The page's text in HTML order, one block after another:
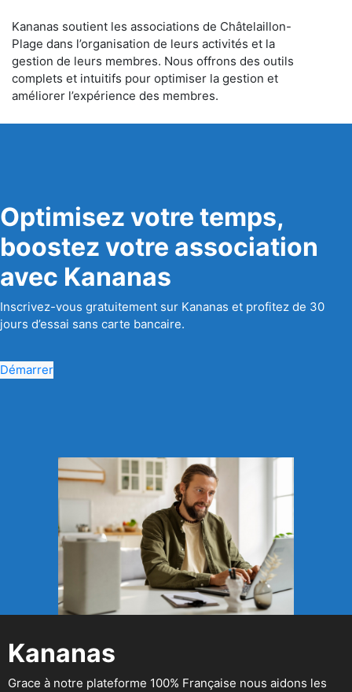
Kananas soutient les associations de Châtelaillon-
Plage dans l’organisation de leurs activités et la
gestion de leurs membres. Nous offrons des outils
complets et intuitifs pour optimiser la gestion et
améliorer l’expérience des membres.
Optimisez votre temps,
boostez votre association
avec Kananas
Inscrivez-vous gratuitement sur Kananas et profitez de 30
jours d’essai sans carte bancaire.
Démarrer
Kananas
Grace à notre plateforme 100% Française nous aidons les